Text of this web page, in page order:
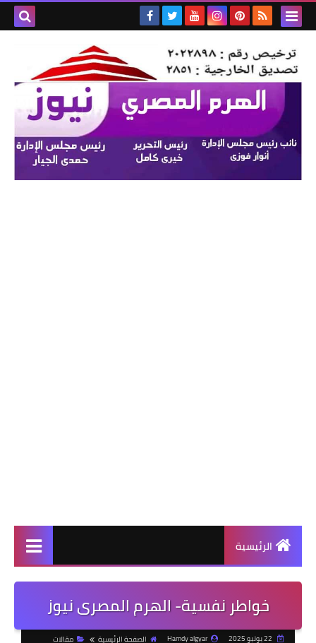
الرئيسية
خواطر نفسية- الهرم المصرى نيوز
Hamdy algyar الصفحة الرئيسية مقالات